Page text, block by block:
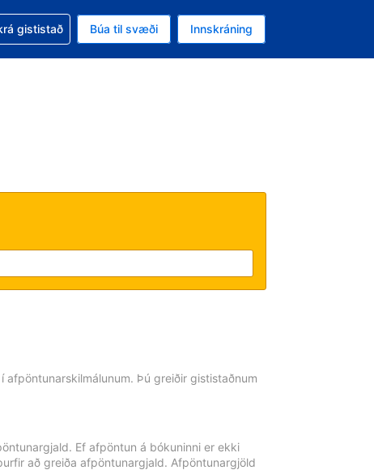
er gjaldmiðillinn Bandaríkjadalur
Í augnablikinu er tungumál þitt Íslensku
við bókunina
gististað Búa til svæði Innskráning
Þú greiðir gististaðnum
Ef afpöntun á bókuninni er ekki
að greiða afpöntunargjald. Afpöntunargjöld